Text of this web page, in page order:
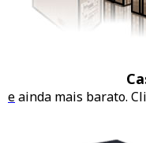
eainda mais barato.